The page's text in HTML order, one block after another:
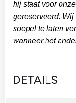
hijstaat voor
gereserveerd.
soepel te laten
wanneer het
DETAILS